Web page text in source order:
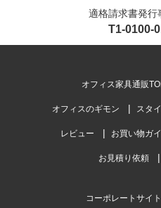
適格請求書発行
T1-0100-
オフィス家具通販
オフィスのギモン スタ
レビュー お買い物ガ
お見積り依頼
コーポレートサイト